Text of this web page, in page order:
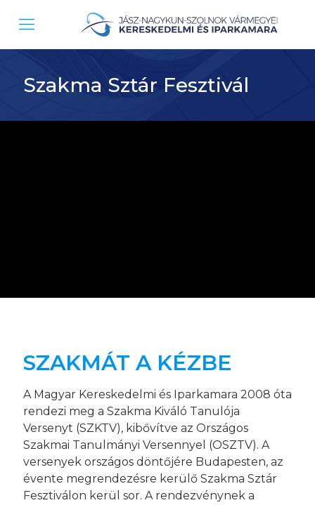
Szakma Sztár Fesztivál
SZAKMÁT A KÉZBE
A Magyar Kereskedelmi és Iparkamara 2008 óta
rendezi meg a Szakma Kiváló Tanulója
Versenyt (SZKTV), kibővítve az Országos
Szakmai Tanulmányi Versennyel (OSZTV). A
versenyek országos döntőjére Budapesten, az
évente megrendezésre kerülő Szakma Sztár
Fesztiválon kerül sor. A rendezvénynek a